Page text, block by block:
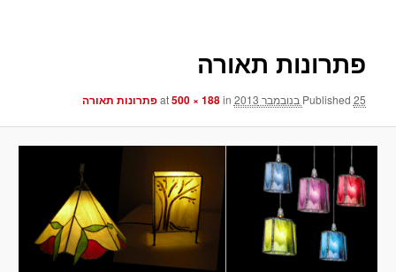
פתרונות תאורה
Published 25 בנובמבר 2013 500 × 188in פתרונות תאורה